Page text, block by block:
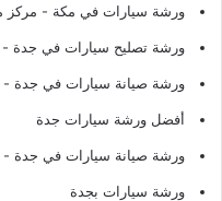
ورشة سيارات في مكة - مركز
ورشة تصليح سيارات في جدة -
ورشة صيانة سيارات في جدة -
أفضل ورشة سيارات جدة
ورشة صيانة سيارات في جدة -
ورشة سيارات بجدة